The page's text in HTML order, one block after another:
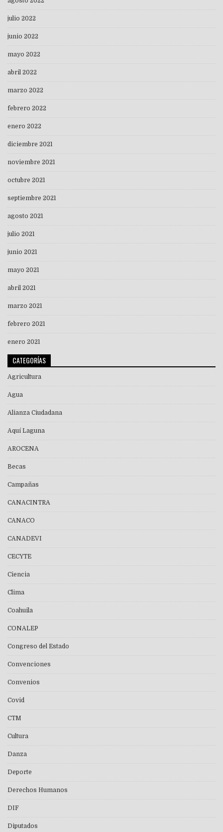
julio 2022
junio 2022
mayo 2022
abril 2022
marzo 2022
febrero 2022
enero 2022
diciembre 2021
noviembre 2021
octubre 2021
septiembre 2021
agosto 2021
julio 2021
junio 2021
mayo 2021
abril 2021
marzo 2021
febrero 2021
enero 2021
CATEGORÍAS
Agricultura
Agua
Alianza Ciudadana
Aquí Laguna
AROCENA
Becas
Campañas
CANACINTRA
CANACO
CANADEVI
CECYTE
Ciencia
Clima
Coahuila
CONALEP
Congreso del Estado
Convenciones
Convenios
Covid
CTM
Cultura
Danza
Deporte
Derechos Humanos
DIF
Diputados